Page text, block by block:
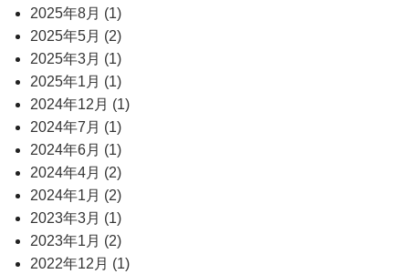
2025年8月 (1)
2025年5月 (2)
2025年3月 (1)
2025年1月 (1)
2024年12月 (1)
2024年7月 (1)
2024年6月 (1)
2024年4月 (2)
2024年1月 (2)
2023年3月 (1)
2023年1月 (2)
2022年12月 (1)